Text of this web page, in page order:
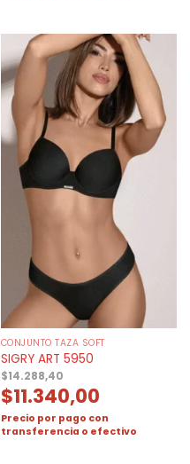
CONJUNTO TAZA SOFT
SIGRY ART 5950
$14.288,40
$11.340,00
Precio por pago con
transferencia o efectivo